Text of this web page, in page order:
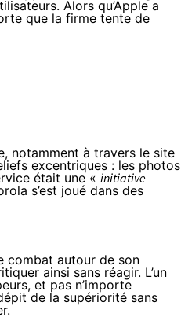
Alors qu’Apple a
que la firme tente de
notamment à travers le site
excentriques : les photos
était une « initiative
s’est joué dans des
combat autour de son
ainsi sans réagir. L’un
et pas n’importe
de la supériorité sans